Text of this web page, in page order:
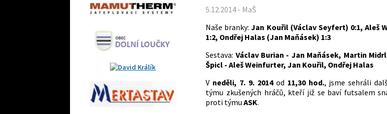
5.12.2014 - MaŠ
Naše branky:Jan Kouřil (Václav Seyfert) 0:1, Aleš
1:2, Ondřej Halas (Jan Maňásek) 1:3
Sestava: Václav Burian - Jan Maňásek, Martin
Špicl - Aleš Weinfurter, Jan Kouřil, Ondřej Halas
V neděli, 7. 9. 2014od 11,30 hod., jsme sehráli
týmu zkušených hráčů, kteří již se baví futsalem
proti týmuASK.